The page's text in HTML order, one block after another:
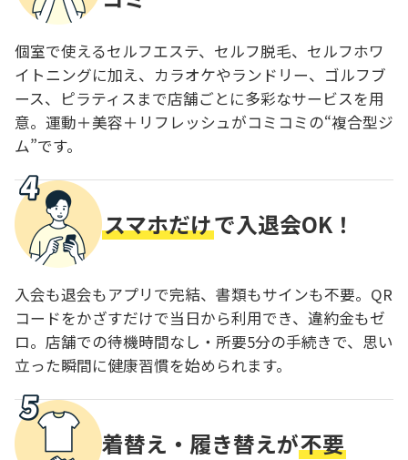
個室で使えるセルフエステ、セルフ脱毛、セルフホワ
イトニングに加え、カラオケやランドリー、ゴルフブ
ース、ピラティスまで店舗ごとに多彩なサービスを用
意。運動＋美容＋リフレッシュがコミコミの“複合型ジ
ム”です。
スマホだけで入退会OK！
入会も退会もアプリで完結、書類もサインも不要。QR
コードをかざすだけで当日から利用でき、違約金もゼ
ロ。店舗での待機時間なし・所要5分の手続きで、思い
立った瞬間に健康習慣を始められます。
着替え・履き替えが不要